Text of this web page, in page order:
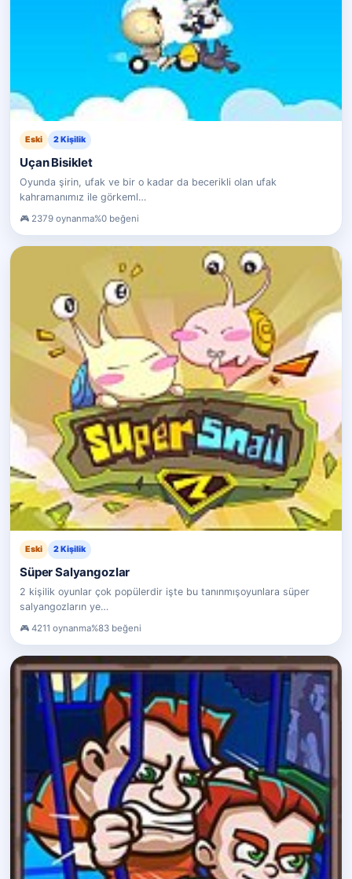
Eski 2 Kişilik
Uçan Bisiklet
Oyunda şirin, ufak ve bir o kadar da becerikli olan ufak
kahramanımız ile görkeml…
2379 oynanma%0 beğeni
Eski 2 Kişilik
Süper Salyangozlar
2 kişilik oyunlar çok popülerdir işte bu tanınmışoyunlara süper
salyangozların ye…
4211 oynanma%83 beğeni